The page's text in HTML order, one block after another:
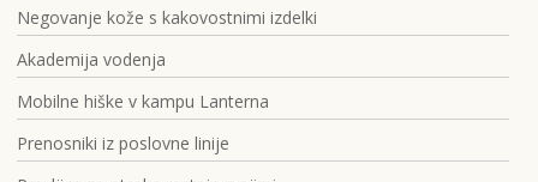
Negovanje kože s kakovostnimi izdelki
Akademija vodenja
Mobilne hiške v kampu Lanterna
Prenosniki iz poslovne linije